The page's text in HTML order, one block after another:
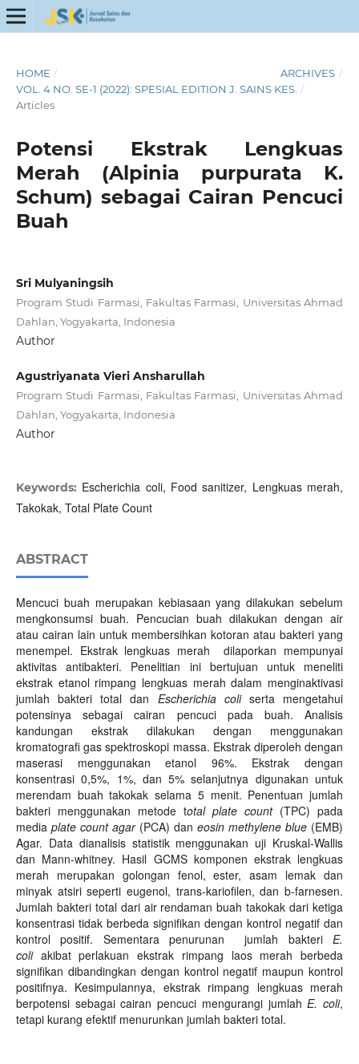
HOME / ARCHIVES /
VOL. 4 NO. SE-1 (2022): SPESIAL EDITION J. SAINS KES. /
Articles
Potensi Ekstrak Lengkuas
Merah (Alpinia purpurata K.
Schum) sebagai Cairan Pencuci
Buah
Sri Mulyaningsih
Program Studi Farmasi, Fakultas Farmasi, Universitas Ahmad
Dahlan, Yogyakarta, Indonesia
Author
Agustriyanata Vieri Ansharullah
Program Studi Farmasi, Fakultas Farmasi, Universitas Ahmad
Dahlan, Yogyakarta, Indonesia
Author
Keywords: Escherichia coli, Food sanitizer, Lengkuas merah,
Takokak, Total Plate Count
ABSTRACT
Mencuci buah merupakan kebiasaan yang dilakukan sebelum
mengkonsumsi buah. Pencucian buah dilakukan dengan air
atau cairan lain untuk membersihkan kotoran atau bakteri yang
menempel. Ekstrak lengkuas merah dilaporkan mempunyai
aktivitas antibakteri. Penelitian ini bertujuan untuk meneliti
ekstrak etanol rimpang lengkuas merah dalam menginaktivasi
jumlah bakteri total dan Escherichia coliserta mengetahui
potensinya sebagai cairan pencuci pada buah. Analisis
kandungan ekstrak dilakukan dengan menggunakan
kromatografi gas spektroskopi massa. Ekstrak diperoleh dengan
maserasi menggunakan etanol 96%. Ekstrak dengan
konsentrasi 0,5%, 1%, dan 5% selanjutnya digunakan untuk
merendam buah takokak selama 5 menit. Penentuan jumlah
bakteri menggunakan metode total plate count(TPC) pada
media plate count agar(PCA) daneosin methylene blue (EMB)
Agar. Data dianalisis statistik menggunakan uji Kruskal-Wallis
dan Mann-whitney. Hasil GCMS komponen ekstrak lengkuas
merah merupakan golongan fenol, ester, asam lemak dan
minyak atsiri seperti eugenol, trans-kariofilen, dan b-farnesen.
Jumlah bakteri total dari air rendaman buah takokak dari ketiga
konsentrasi tidak berbeda signifikan dengan kontrol negatif dan
kontrol positif. Sementara penurunan jumlah bakteriE.
coliakibat perlakuan ekstrak rimpang laos merah berbeda
signifikan dibandingkan dengan kontrol negatif maupun kontrol
positifnya. Kesimpulannya, ekstrak rimpang lengkuas merah
berpotensi sebagai cairan pencuci mengurangi jumlahE. coli,
tetapi kurang efektif menurunkan jumlah bakteri total.